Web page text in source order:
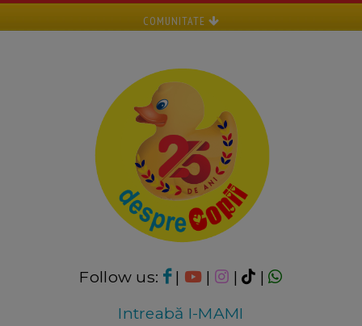
COMUNITATE
Follow us: | | |
|
Intreabă I-MAMI